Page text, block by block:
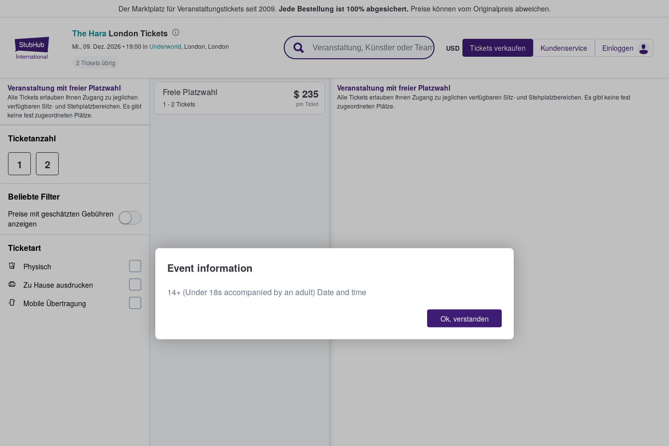
Der Marktplatz für Veranstaltungstickets seit 2009. Jede Bestellung ist 100% abgesichert. Preise können vom Originalpreis abweichen.
StubHub - Wo Fans Tickets kaufen & verkaufen
The Hara London Tickets
Mi., 09. Dez. 2026 • 19:00 in Underworld, London, London
2 Tickets übrig
USD Tickets verkaufen Kundenservice Einloggen
Freie Platzwahl
1 - 2 Tickets
$ 235
pro Ticket
Veranstaltung mit freier Platzwahl
Alle Tickets erlauben Ihnen Zugang zu jeglichen verfügbaren Sitz- und Stehplatzbereichen. Es gibt keine fest
zugeordneten Plätze.
Veranstaltung mit freier Platzwahl
Alle Tickets erlauben Ihnen Zugang zu jeglichen
verfügbaren Sitz- und Stehplatzbereichen. Es gibt
keine fest zugeordneten Plätze.
Ticketanzahl
1 2
Beliebte Filter
Preise mit geschätzten Gebühren
anzeigen
Ticketart
Physisch
Zu Hause ausdrucken
Mobile Übertragung
Event information
14+ (Under 18s accompanied by an adult) Date and time
Ok, verstanden